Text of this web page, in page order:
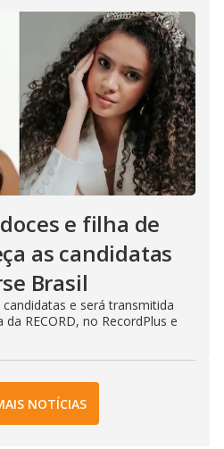
e filha de
as candidatas
Brasil
e será transmitida
RECORD, no RecordPlus e
NOTÍCIAS